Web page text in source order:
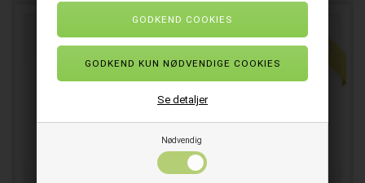
Nødvendig
Se detaljer
TILBUD